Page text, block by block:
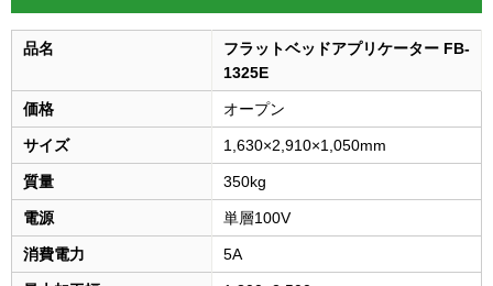
品名
フラットベッドアプリケーター FB-
1325E
価格 オープン
サイズ 1,630×2,910×1,050mm
質量 350kg
電源 単層100V
消費電力 5A